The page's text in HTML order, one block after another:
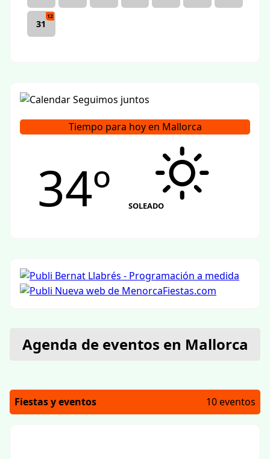
31
12
Tiempo para hoy en Mallorca
34º SOLEADO
Agenda de eventos en Mallorca
Fiestas y eventos 10 eventos